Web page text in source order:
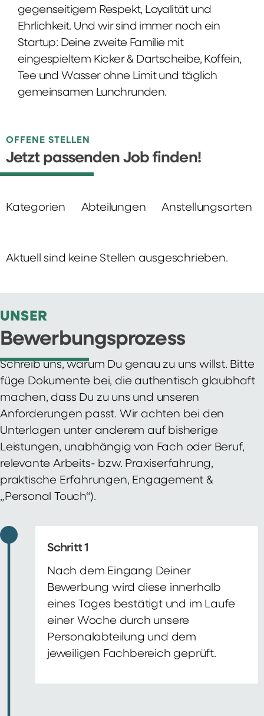
gegenseitigem Respekt, Loyalität und
Ehrlichkeit. Und wir sind immer noch ein
Startup: Deine zweite Familie mit
eingespieltem Kicker & Dartscheibe, Koffein,
Tee und Wasser ohne Limit und täglich
gemeinsamen Lunchrunden.
OFFENE STELLEN
Jetzt passenden Job finden!
Kategorien Abteilungen Anstellungsarten
Aktuell sind keine Stellen ausgeschrieben.
UNSER
Bewerbungsprozess
Schreib uns, warum Du genau zu uns willst. Bitte
füge Dokumente bei, die authentisch glaubhaft
machen, dass Du zu uns und unseren
Anforderungen passt. Wir achten bei den
Unterlagen unter anderem auf bisherige
Leistungen, unabhängig von Fach oder Beruf,
relevante Arbeits- bzw. Praxiserfahrung,
praktische Erfahrungen, Engagement &
„Personal Touch“).
Schritt 1
Nach dem Eingang Deiner
Bewerbung wird diese innerhalb
eines Tages bestätigt und im Laufe
einer Woche durch unsere
Personalabteilung und dem
jeweiligen Fachbereich geprüft.